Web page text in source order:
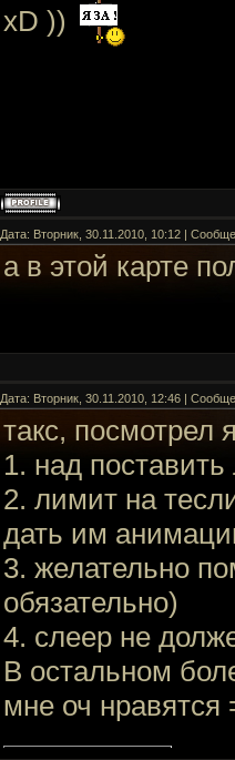
xD ))
Дата: Вторник, 30.11.2010, 10:12 |
а в этой карте
Дата: Вторник, 30.11.2010, 12:46 |
такс, посмотрел
1. над
2. лимит на
дать им
3. желательно
обязательно)
4. слеер не
В остальном
мне оч нравятся